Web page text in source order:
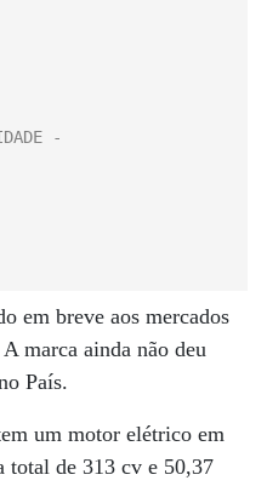
em breve aos mercados
marca ainda não deu
País.
um motor elétrico em
total de 313 cv e 50,37